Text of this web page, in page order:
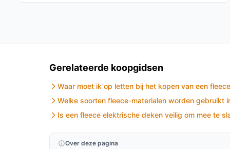
Ja, de extra warmte en comfortabele druk van
Wat zijn de belangrijkste verschillen met
De ForDig Deken heeft dikkere stof, koolstof
gebruiksvriendelijke timer, wat het een betere
Conclusie
De ForDig Elektrische Deken is de ideale keuze
waardevolle aanvulling op jouw slaapkamer.
Gerelateerde koopgidsen
Waar moet ik op letten bij het kopen van een
Welke soorten fleece-materialen worden gebruikt
Is een fleece elektrische deken veilig om mee te
Over deze pagina